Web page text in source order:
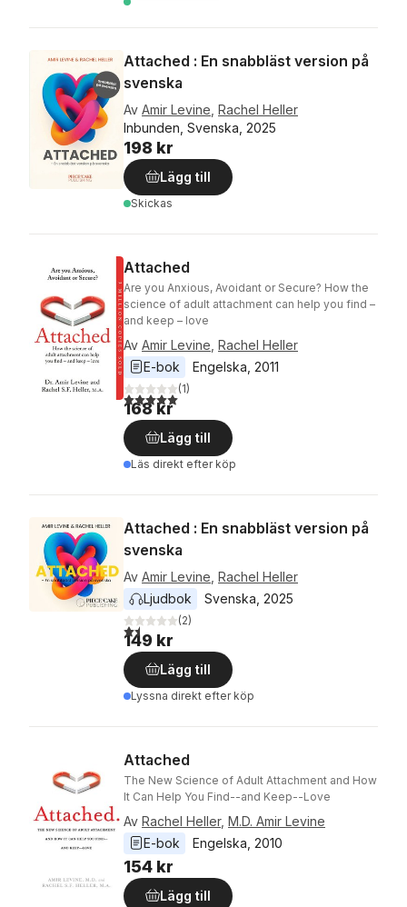
Attached : En snabbläst version på
svenska
Av Amir Levine Rachel Heller
Inbunden, Svenska, 2025
198 kr
Lägg till
Skickas
Attached
Are you Anxious, Avoidant or Secure? How the
science of adult attachment can help you find –
and keep – love
Av Amir Levine Rachel Heller
E-bok
Engelska 2011
5,0utav 5 stjärnor. Totalt antal röster:
(1)
168 kr
Lägg till
Läs direkt efter köp
Attached : En snabbläst version på
svenska
Av Amir Levine Rachel Heller
Ljudbok
Svenska 2025
1,5utav 5 stjärnor. Totalt antal röster:
(2)
149 kr
Lägg till
Lyssna direkt efter köp
Attached
The New Science of Adult Attachment and How
It Can Help You Find--and Keep--Love
Av Rachel Heller, M.D. Amir Levine
E-bok
Engelska 2010
154 kr
Lägg till